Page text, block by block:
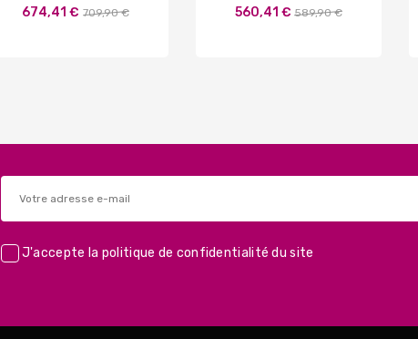
674,41 € Prix
709,90 €
560,41 € Prix
589,90 €
J'accepte la politique de confidentialité du site